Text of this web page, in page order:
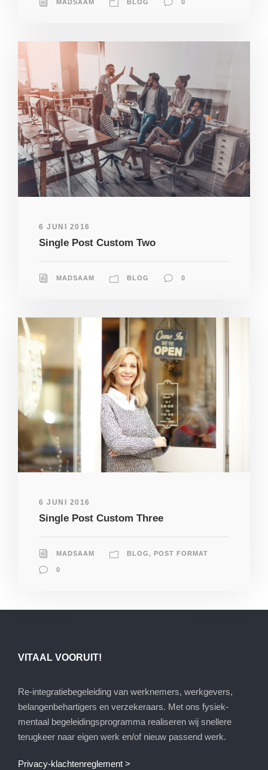
MADSAAM BLOG 0
6 JUNI 2016
Single Post Custom Two
MADSAAM BLOG 0
6 JUNI 2016
Single Post Custom Three
MADSAAM BLOG, POST FORMAT
0
VITAAL VOORUIT!
Re-integratiebegeleiding van werknemers, werkgevers,
belangenbehartigers en verzekeraars. Met ons fysiek-
mentaal begeleidingsprogramma realiseren wij snellere
terugkeer naar eigen werk en/of nieuw passend werk.
Privacy-klachtenreglement >